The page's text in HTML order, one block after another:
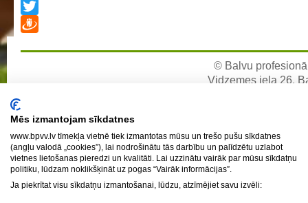
Skaistumkopšanas pakalpojumi
Koksnes materiālu apstrādātājs
Frizieris
Mācību stundu norises laiki
BPVV skolotāju konsultāciju grafiks 2025./2026. m.g.
Normatīvie akti
Audzināšanas darba prioritātes
Facebook
Twitter
© Balvu
Vidzemes iela 26,
Mēs izmantojam sīkdatnes
www.bpvv.lv tīmekļa vietnē tiek izmantotas mūsu un trešo pušu sīkdatnes
(angļu valodā „cookies”), lai nodrošinātu tās darbību un palīdzētu uzlabot
vietnes lietošanas pieredzi un kvalitāti. Lai uzzinātu vairāk par mūsu sīkdatņu
politiku, lūdzam noklikšķināt uz pogas “Vairāk informācijas”.
Ja piekrītat visu sīkdatņu izmantošanai, lūdzu, atzīmējiet savu izvēli: